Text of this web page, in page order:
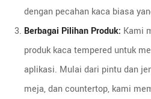
dengan pecahan kaca biasa
Berbagai Pilihan Produk: Kami
produk kaca tempered untuk
aplikasi. Mulai dari pintu dan
meja, dan countertop, kami